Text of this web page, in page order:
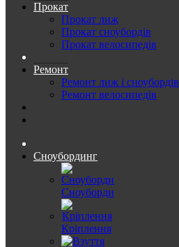
Прокат
Прокат лиж
Прокат сноубордів
Прокат велосипедів
Ремонт
Ремонт лиж і сноубордів
Ремонт велосипедів
Сноубординг
Сноуборди
Кріплення